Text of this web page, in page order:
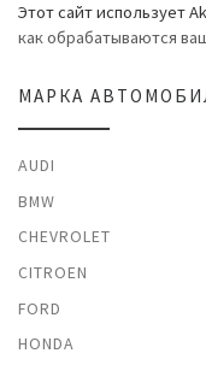
Этот сайт использует
как обрабатываются
МАРКА
AUDI
BMW
CHEVROLET
CITROEN
FORD
HONDA